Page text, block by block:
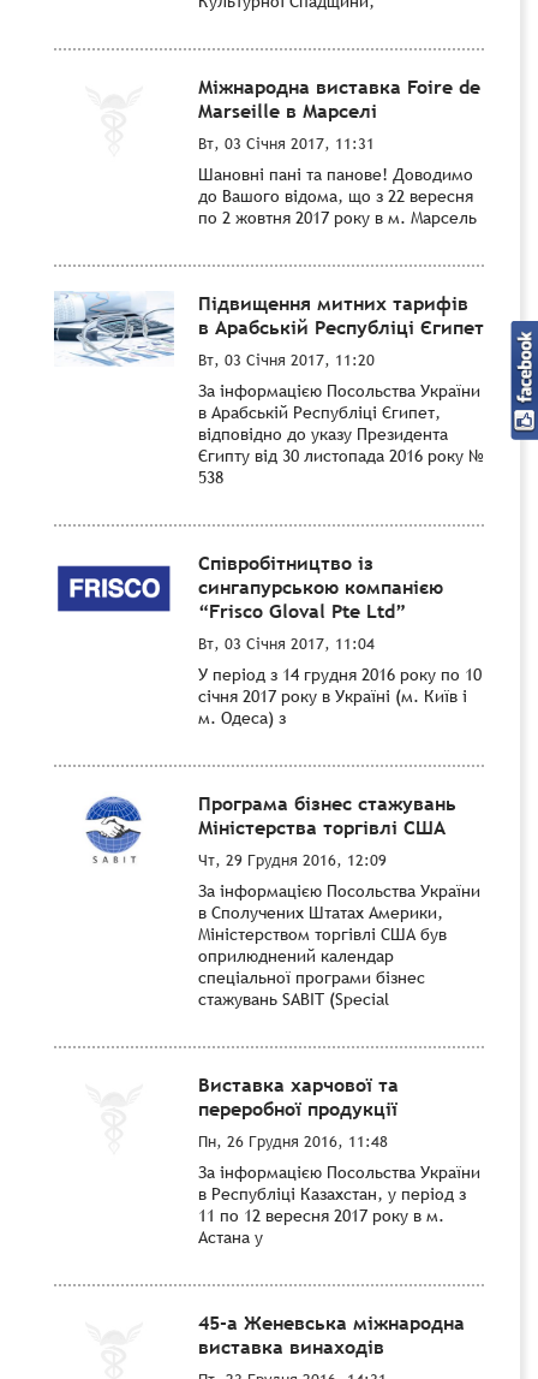
Міжнародна виставка Foire de
Marseille в Марселі
Вт, 03 Січня 2017, 11:31
Шановні пані та панове! Доводимо
до Вашого відома, що з 22 вересня
по 2 жовтня 2017 року в м. Марсель
Підвищення митних тарифів
в Арабській Республіці Єгипет
Вт, 03 Січня 2017, 11:20
За інформацією Посольства України
в Арабській Республіці Єгипет,
відповідно до указу Президента
Єгипту від 30 листопада 2016 року №
538
Співробітництво із
сингапурською компанією
“Frisco Gloval Pte Ltd”
Вт, 03 Січня 2017, 11:04
У період з 14 грудня 2016 року по 10
січня 2017 року в Україні (м. Київ і
м. Одеса) з
Програма бізнес стажувань
Міністерства торгівлі США
Чт, 29 Грудня 2016, 12:09
За інформацією Посольства України
в Сполучених Штатах Америки,
Міністерством торгівлі США був
оприлюднений календар
спеціальної програми бізнес
стажувань SABIT (Special
Виставка харчової та
переробної продукції
Пн, 26 Грудня 2016, 11:48
За інформацією Посольства України
в Республіці Казахстан, у період з
11 по 12 вересня 2017 року в м.
Астана у
45-а Женевська міжнародна
виставка винаходів